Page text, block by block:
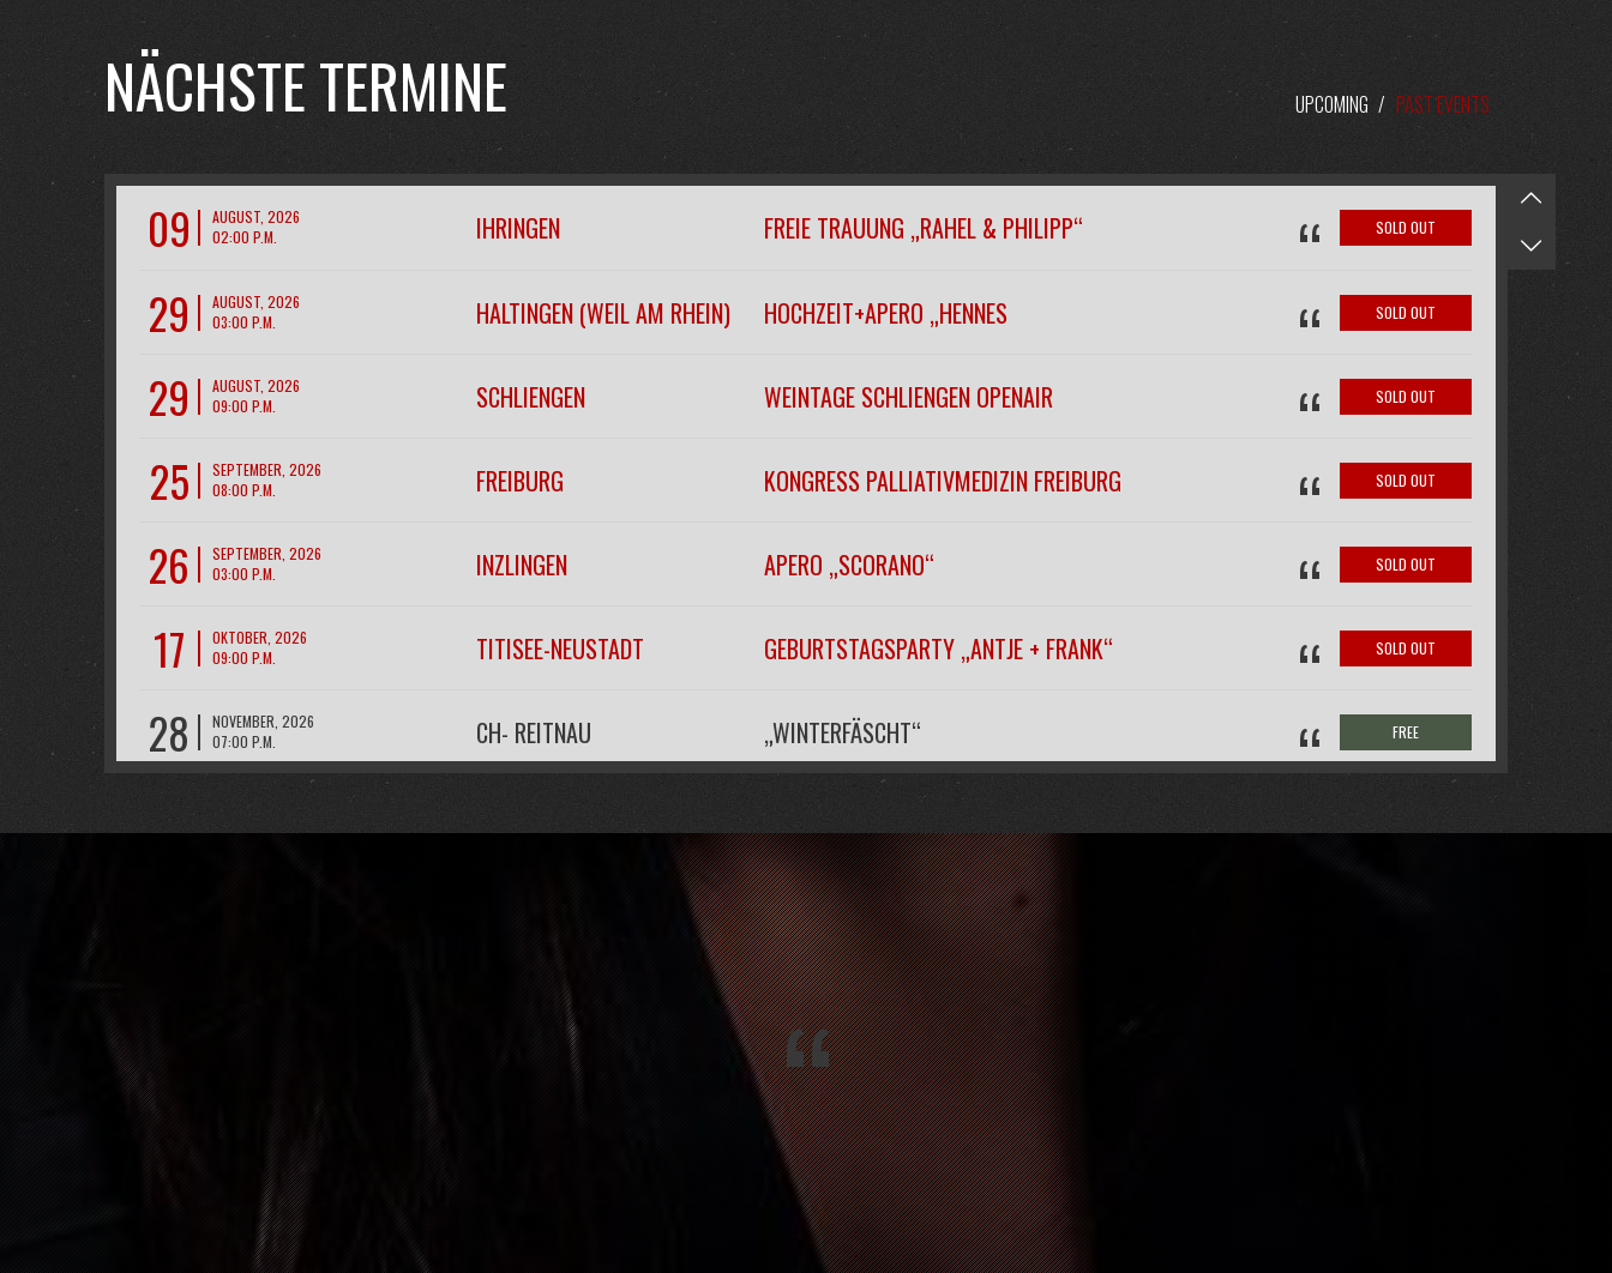
NÄCHSTE TERMINE UPCOMING / PAST EVENTS
09
AUGUST, 2026
02:00 P.M.
IHRINGEN FREIE TRAUUNG „RAHEL & PHILIPP“ “ SOLD OUT
29
AUGUST, 2026
03:00 P.M.
HALTINGEN (WEIL AM RHEIN) HOCHZEIT+APERO „HENNES “ SOLD OUT
29
AUGUST, 2026
09:00 P.M.
SCHLIENGEN WEINTAGE SCHLIENGEN OPENAIR “ SOLD OUT
25
SEPTEMBER, 2026
08:00 P.M.
FREIBURG KONGRESS PALLIATIVMEDIZIN FREIBURG “ SOLD OUT
26
SEPTEMBER, 2026
03:00 P.M.
INZLINGEN APERO „SCORANO“ “ SOLD OUT
17
OKTOBER, 2026
09:00 P.M.
TITISEE-NEUSTADT GEBURTSTAGSPARTY „ANTJE + FRANK“ “ SOLD OUT
28
NOVEMBER, 2026
07:00 P.M.
CH- REITNAU „WINTERFÄSCHT“ “ FREE
11 “
KONZERTHAUSBALL 2026
BAD KROZINGEN
SILVESTERPARTY MIT RANDYCLUB IM NOURI-
HOTEL
08 HAUSEN IM WIESENTAL FASNACHTSPARTY MIT 64U
06
FEBRUAR, 2027
09:00 P.M.
FASNACHTSPARTY MIT 64U
FEBRUAR, 2027
09:00 P.M.
FASNACHTSPARTY MIT 64U
“